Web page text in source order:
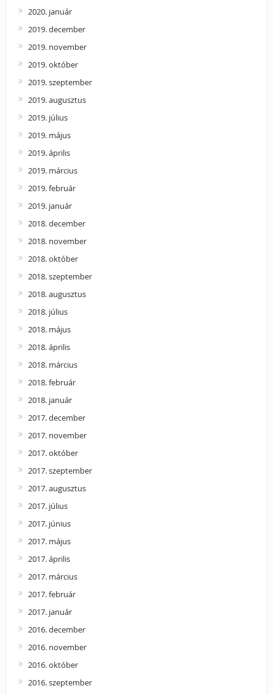
2020. január
2019. december
2019. november
2019. október
2019. szeptember
2019. augusztus
2019. július
2019. május
2019. április
2019. március
2019. február
2019. január
2018. december
2018. november
2018. október
2018. szeptember
2018. augusztus
2018. július
2018. május
2018. április
2018. március
2018. február
2018. január
2017. december
2017. november
2017. október
2017. szeptember
2017. augusztus
2017. július
2017. június
2017. május
2017. április
2017. március
2017. február
2017. január
2016. december
2016. november
2016. október
2016. szeptember